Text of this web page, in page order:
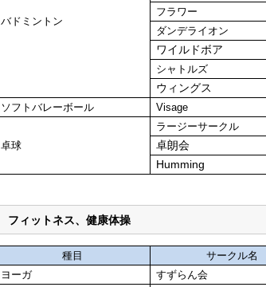
バドミントン
フラワー
ダンデライオン
ワイルドボア
シャトルズ
ウィングス
ソフトバレーボール Visage
卓球
ラージーサークル
卓朗会
Humming
フィットネス、健康体操
種目 サークル名
ヨーガ
すずらん会